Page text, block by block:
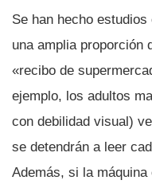
Se han hecho
una amplia proporción
«recibo de
ejemplo, los adultos
con debilidad visual)
se detendrán a leer
Además, si la